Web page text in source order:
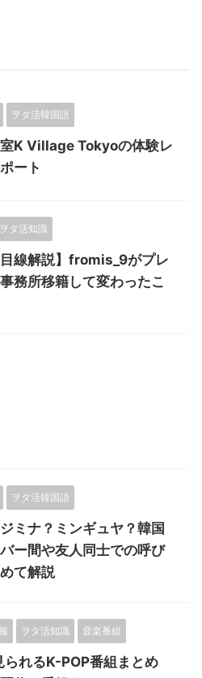
ヲタ活韓国語
K Village Tokyoの体験レ
ート
ヲタ活知識
目線解説】fromis_9がプレ
務所移籍して変わったこ
ヲタ活韓国語
ミナ？ミンギュヤ？韓国
ー間や友人同士での呼び
て解説
ヲタ活知識 音楽番組
られるK-POP番組まとめ